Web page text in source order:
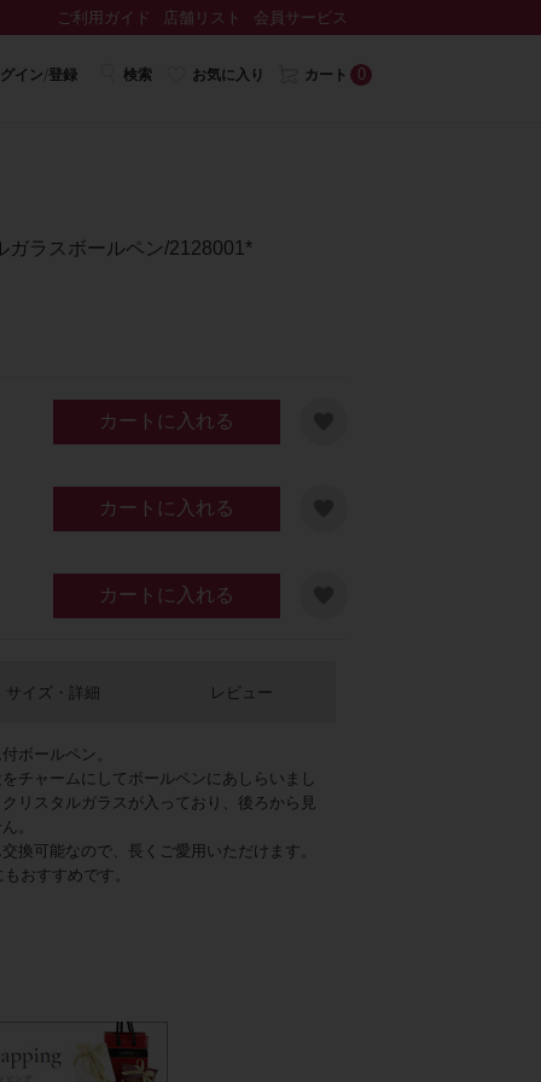
ご利用ガイド 店舗リスト 会員サービス
イン/登録 検索 お気に入り カート 0
ガラスボールペン/2128001*
カートに入れる
カートに入れる
カートに入れる
ボールペン。
チャームにしてボールペンにあしらいまし
リスタルガラスが入っており、後ろから見
。
換可能なので、長くご愛用いただけます。
おすすめです。
サイズ・詳細 レビュー